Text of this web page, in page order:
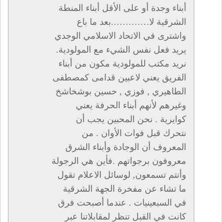
أبناء وجدة أو على الأقل أبناء المنطة
الشرقية لا………….بعد ما باع
واشترى في الاتحاد الاسلامي الوجدي
يريد فعل نفس الشيء مع المولودية.
نريد مكتب للمولودية مكون من أبناء
الفريق يعني لاعبين قدامى كمصطفى
الطاهيري , فوزي , حسين بوشخاشخ
وغيرهم لأنهم أبناء الحرفة يعني
كوايرية . نحن المحبين يجب أن
نتحرك قبل فوات الأوان . من
المعروف أن الوجادة وأبناء الشرق
معروفون برجواتهم .فأين هي الرجولة
وأنتم تسمعون, لوسائل الاعلام تقول
ما تشاء عن مفخرة الجهة الشرقية
في السبعينيات . عندما أصبحت فرق
كانت في القبل تنظر لمقابلاتنا عبر